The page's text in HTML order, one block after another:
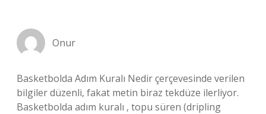
Onur
Basketbolda Adım Kuralı Nedir çerçevesinde verilen
bilgiler düzenli, fakat metin biraz tekdüze ilerliyor.
Basketbolda adım kuralı , topu süren (dripling